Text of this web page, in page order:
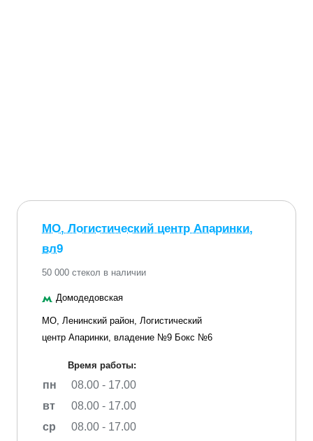
МО, Логистический центр Апаринки,
вл9
50 000 стекол в наличии
Домодедовская
МО, Ленинский район, Логистический
центр Апаринки, владение №9 Бокс №6
Время работы:
пн
08.00 - 17.00
вт
08.00 - 17.00
ср
08.00 - 17.00